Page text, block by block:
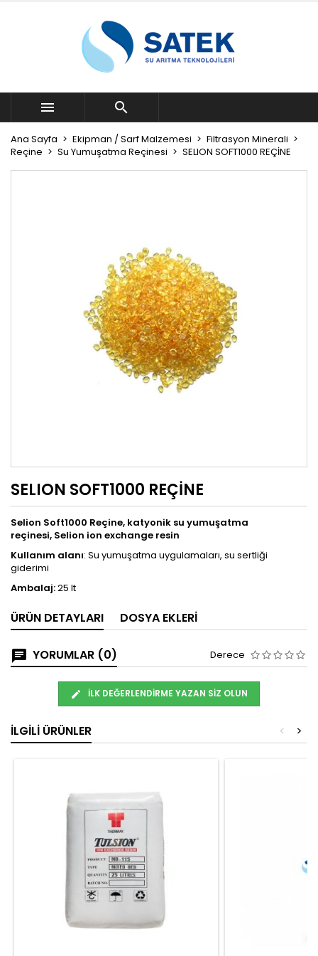
 
Ana Sayfa Ekipman / Sarf Malzemesi
Filtrasyon Minerali
Reçine
Su Yumuşatma Reçinesi SELION SOFT1000 REÇİNE
SELION SOFT1000 REÇİNE
Selion Soft1000 Reçine, katyonik su yumuşatma
reçinesi, Selion ion exchange resin
Kullanım alanı: Su yumuşatma uygulamaları, su sertliği
giderimi
Ambalaj:25 lt
ÜRÜN DETAYLARI DOSYA EKLERI
YORUMLAR (0) Derece
İLK DEĞERLENDIRME YAZAN SIZ OLUN
İLGILI ÜRÜNLER >
<